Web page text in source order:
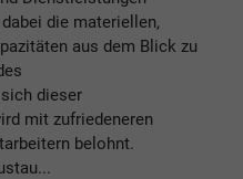
die materiellen,
aus dem Blick zu
dieser
mit zufriedeneren
belohnt.